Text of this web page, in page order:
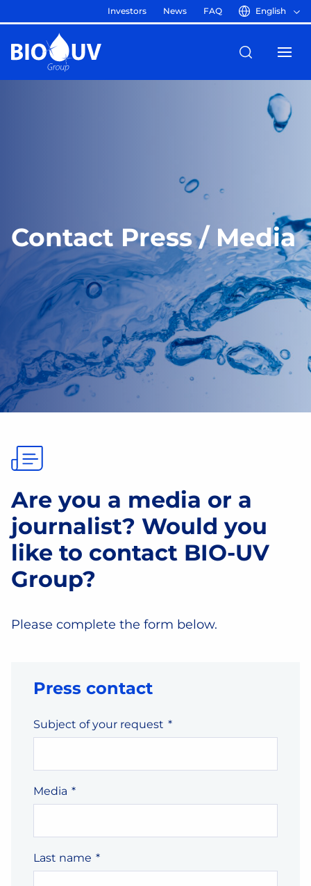
Investors News FAQ English
Contact Press / Media
Are you a media or a
journalist? Would you
like to contact BIO-UV
Group?
Please complete the form below.
Press contact
Subject of your request *
Media *
Last name *